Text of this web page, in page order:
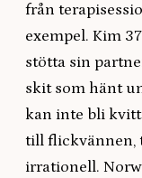
från
exempel. Kim
stötta sin
skit som hänt
kan inte bli
till flickvännen,
irrationell.